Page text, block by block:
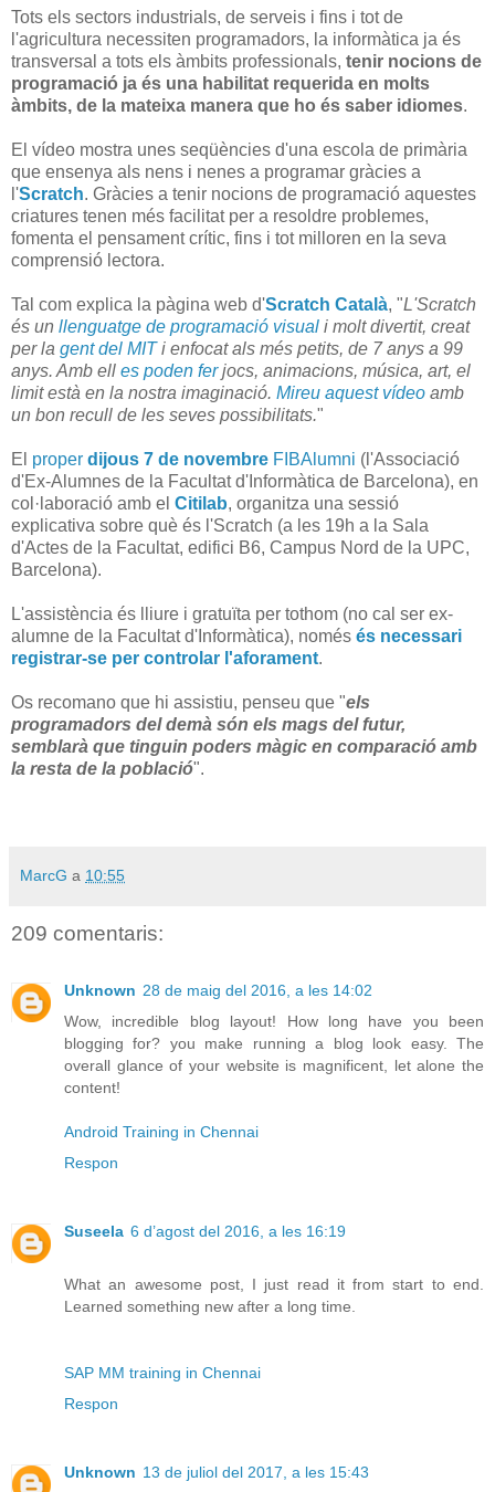
Tots els sectors industrials, de serveis i fins i tot de
l'agricultura necessiten programadors, la informàtica ja és
transversal a tots els àmbits professionals, tenir nocions de
programació ja és una habilitat requerida en molts
àmbits, de la mateixa manera que ho és saber idiomes.
El vídeo mostra unes seqüències d'una escola de primària
que ensenya als nens i nenes a programar gràcies a
l'Scratch. Gràcies a tenir nocions de programació aquestes
criatures tenen més facilitat per a resoldre problemes,
fomenta el pensament crític, fins i tot milloren en la seva
comprensió lectora.
Tal com explica la pàgina web d'Scratch Català, "L'Scratch
és un llenguatge de programació visual i molt divertit, creat
per la gent del MITi enfocat als més petits, de 7 anys a 99
anys. Amb ell es poden ferjocs, animacions, música, art, el
limit està en la nostra imaginació. Mireu aquest vídeo amb
un bon recull de les seves possibilitats."
El proper dijous 7 de novembre FIBAlumni (l'Associació
d'Ex-Alumnes de la Facultat d'Informàtica de Barcelona), en
col·laboració amb el Citilab, organitza una sessió
explicativa sobre què és l'Scratch (a les 19h a la Sala
d'Actes de la Facultat, edifici B6, Campus Nord de la UPC,
Barcelona).
L'assistència és lliure i gratuïta per tothom (no cal ser ex-
alumne de la Facultat d'Informàtica), només és necessari
registrar-se per controlar l'aforament.
Os recomano que hi assistiu, penseu que "els
programadors del demà són els mags del futur,
semblarà que tinguin poders màgic en comparació amb
la resta de la població".
MarcG a 10:55
209 comentaris:
Unknown 28 de maig del 2016, a les 14:02
Wow, incredible blog layout! How long have you been
blogging for? you make running a blog look easy. The
overall glance of your website is magnificent, let alone the
content!
Android Training in Chennai
Respon
Suseela 6 d’agost del 2016, a les 16:19
What an awesome post, I just read it from start to end.
Learned something new after a long time.
SAP MM training in Chennai
Respon
Unknown 13 de juliol del 2017, a les 15:43